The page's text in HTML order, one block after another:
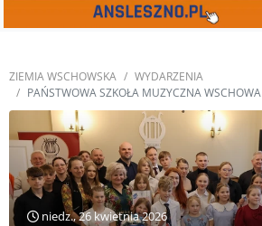
ZIEMIA WSCHOWSKA
WYDARZENIA
PAŃSTWOWA SZKOŁA MUZYCZNA WSCHOWA
niedz., 26 kwietnia 2026